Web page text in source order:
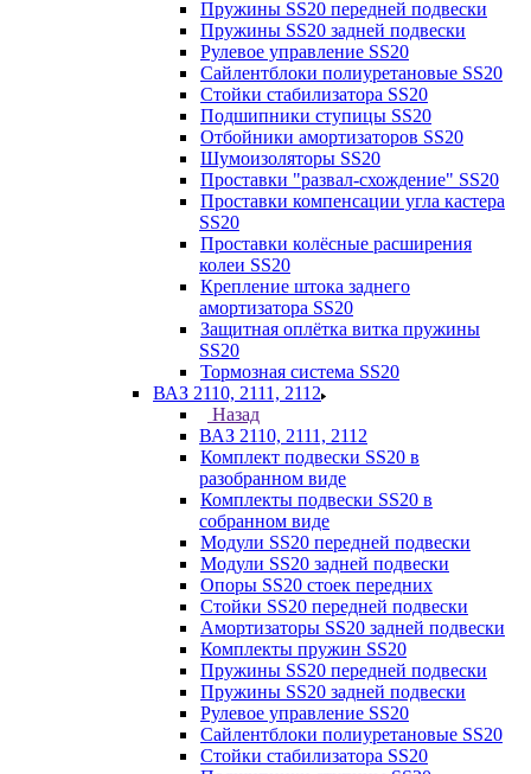
Пружины SS20 передней подвески
Пружины SS20 задней подвески
Рулевое управление SS20
Сайлентблоки полиуретановые SS20
Стойки стабилизатора SS20
Подшипники ступицы SS20
Отбойники амортизаторов SS20
Шумоизоляторы SS20
Проставки "развал-схождение" SS20
Проставки компенсации угла кастера
SS20
Проставки колёсные расширения
колеи SS20
Крепление штока заднего
амортизатора SS20
Защитная оплётка витка пружины
SS20
Тормозная система SS20
ВАЗ 2110, 2111, 2112
Назад
ВАЗ 2110, 2111, 2112
Комплект подвески SS20 в
разобранном виде
Комплекты подвески SS20 в
собранном виде
Модули SS20 передней подвески
Модули SS20 задней подвески
Опоры SS20 стоек передних
Стойки SS20 передней подвески
Амортизаторы SS20 задней подвески
Комплекты пружин SS20
Пружины SS20 передней подвески
Пружины SS20 задней подвески
Рулевое управление SS20
Сайлентблоки полиуретановые SS20
Стойки стабилизатора SS20